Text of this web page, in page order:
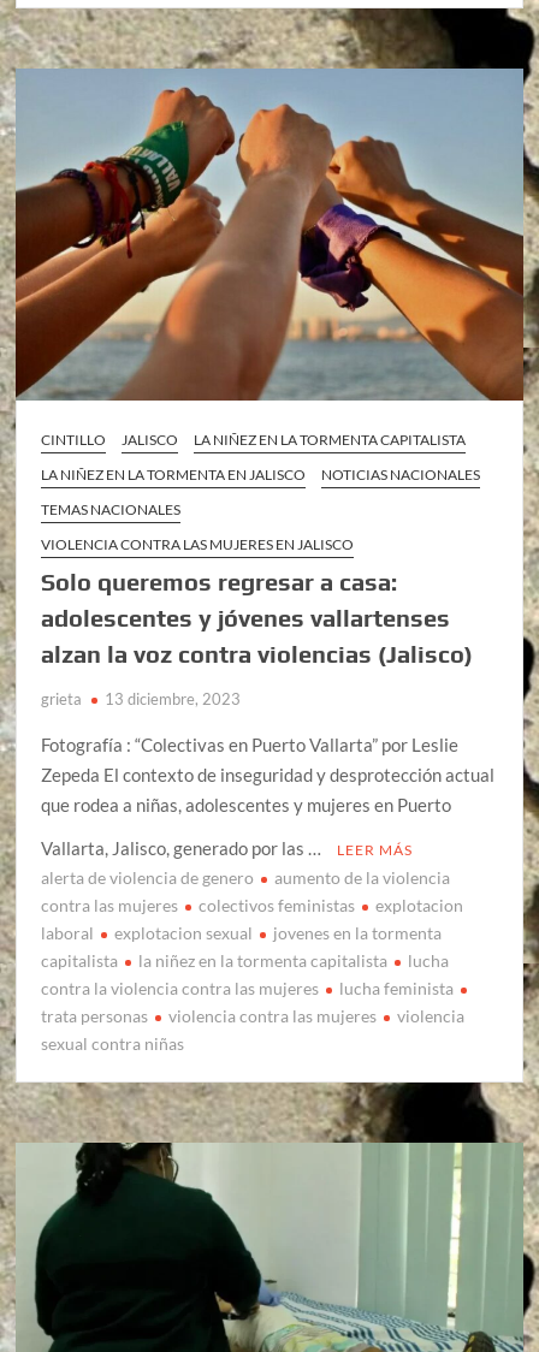
CINTILLO JALISCO
LA NIÑEZ EN LA TORMENTA CAPITALISTA
LA NIÑEZ EN LA TORMENTA EN JALISCO
NOTICIAS NACIONALES
TEMAS NACIONALES
VIOLENCIA CONTRA LAS MUJERES EN JALISCO
Solo queremos regresar a casa:
adolescentes y jóvenes vallartenses
alzan la voz contra violencias (Jalisco)
grieta 13 diciembre, 2023
Fotografía : “Colectivas en Puerto Vallarta” por Leslie
Zepeda El contexto de inseguridad y desprotección actual
que rodea a niñas, adolescentes y mujeres en Puerto
Vallarta, Jalisco, generado por las …
LEER MÁS
alerta de violencia de genero
aumento de la violencia
contra las mujeres
colectivos feministas
explotacion
laboral
explotacion sexual
jovenes en la tormenta
capitalista
la niñez en la tormenta capitalista
lucha
contra la violencia contra las mujeres
lucha feminista
trata personas
violencia contra las mujeres
violencia
sexual contra niñas